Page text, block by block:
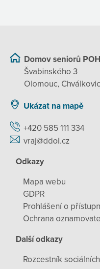
Domov seniorů
Švabinského 3
Olomouc,
Ukázat na mapě
+420 585 111 334
vraj@ddol.cz
Odkazy
Mapa webu
GDPR
Prohlášení o
Ochrana
Další odkazy
Rozcestník